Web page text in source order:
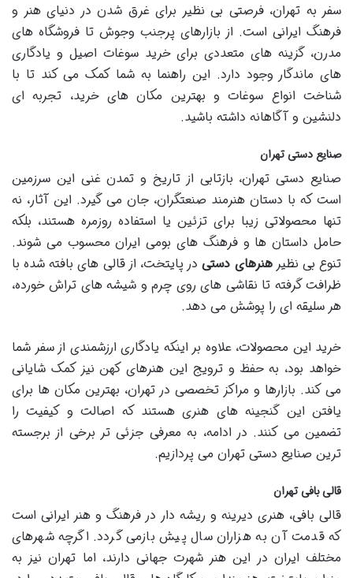
سفر به تهران، فرصتی بی نظیر برای غرق شدن در دنیای هنر و
فرهنگ ایرانی است. از بازارهای پرجنب وجوش تا فروشگاه های
مدرن، گزینه های متعددی برای خرید سوغات اصیل و یادگاری
های ماندگار وجود دارد. این راهنما به شما کمک می کند تا با
شناخت انواع سوغات و بهترین مکان های خرید، تجربه ای
دلنشین و آگاهانه داشته باشید.
صنایع دستی تهران
صنایع دستی تهران، بازتابی از تاریخ و تمدن غنی این سرزمین
است که با دستان هنرمند صنعتگران، جان می گیرد. این آثار، نه
تنها محصولاتی زیبا برای تزئین یا استفاده روزمره هستند، بلکه
حامل داستان ها و فرهنگ های بومی ایران محسوب می شوند.
تنوع بی نظیرهنرهای دستیدر پایتخت، از قالی های بافته شده با
ظرافت گرفته تا نقاشی های روی چرم و شیشه های تراش خورده،
هر سلیقه ای را پوشش می دهد.
خرید این محصولات، علاوه بر اینکه یادگاری ارزشمندی از سفر شما
خواهد بود، به حفظ و ترویج این هنرهای کهن نیز کمک شایانی
می کند. بازارها و مراکز تخصصی در تهران، بهترین مکان ها برای
یافتن این گنجینه های هنری هستند که اصالت و کیفیت را
تضمین می کنند. در ادامه، به معرفی جزئی تر برخی از برجسته
ترین صنایع دستی تهران می پردازیم.
قالی بافی تهران
قالی بافی، هنری دیرینه و ریشه دار در فرهنگ و هنر ایرانی است
که قدمت آن به هزاران سال پیش بازمی گردد. اگرچه شهرهای
مختلف ایران در این هنر شهرت جهانی دارند، اما تهران نیز به